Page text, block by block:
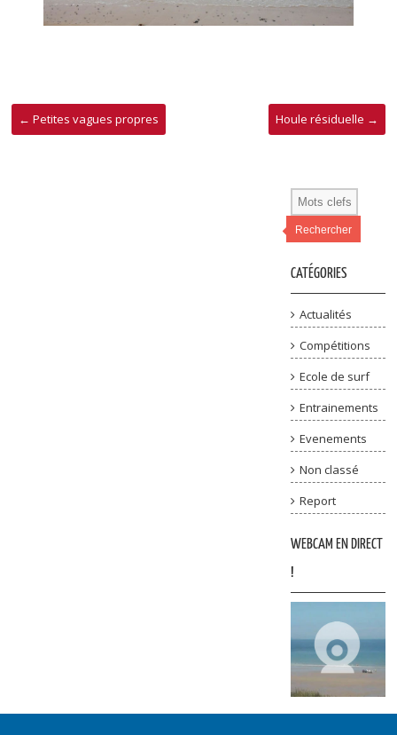
← Petites vagues propres Houle résiduelle →
Rechercher
CATÉGORIES
Actualités
Compétitions
Ecole de surf
Entrainements
Evenements
Non classé
Report
WEBCAM EN DIRECT
!